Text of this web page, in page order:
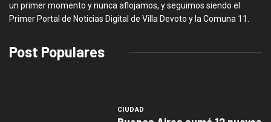
un primer momento y nunca aflojamos, y seguimos siendo el
Primer Portal de Noticias Digital de Villa Devoto y la Comuna 11.
Post Populares
CIUDAD